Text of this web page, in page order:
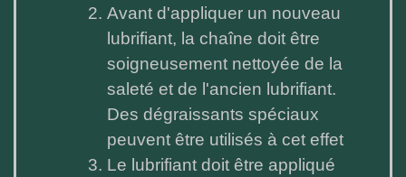
Avant d'appliquer un nouveau
lubrifiant, la chaîne doit être
soigneusement nettoyée de la
saleté et de l'ancien lubrifiant.
Des dégraissants spéciaux
peuvent être utilisés à cet effet
Le lubrifiant doit être appliqué